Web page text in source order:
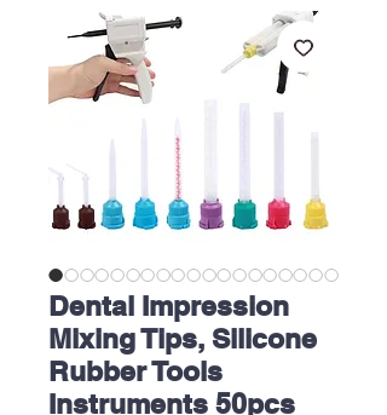
Dental Impression
Mixing Tips, Silicone
Rubber Tools
Instruments 50pcs